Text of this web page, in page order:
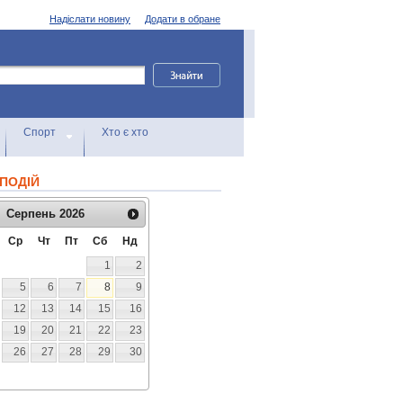
Додати в обране
Надіслати новину
Спорт Хто є хто
Серпень 2026
Ср Чт Пт Сб
Нд
1
2
5 6 7 8
9
12 13 14 15
16
19 20 21 22
23
26 27 28 29
30